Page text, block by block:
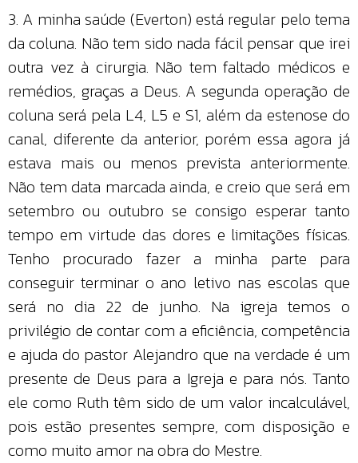
3. A minha saúde (Everton) está regular pelo tema
da coluna. Não tem sido nada fácil pensar que irei
outra vez à cirurgia. Não tem faltado médicos e
remédios, graças a Deus. A segunda operação de
coluna será pela L4, L5 e S1, além da estenose do
canal, diferente da anterior, porém essa agora já
estava mais ou menos prevista anteriormente.
Não tem data marcada ainda, e creio que será em
setembro ou outubro se consigo esperar tanto
tempo em virtude das dores e limitações físicas.
Tenho procurado fazer a minha parte para
conseguir terminar o ano letivo nas escolas que
será no dia 22 de junho. Na igreja temos o
privilégio de contar com a eficiência, competência
e ajuda do pastor Alejandro que na verdade é um
presente de Deus para a Igreja e para nós. Tanto
ele como Ruth têm sido de um valor incalculável,
pois estão presentes sempre, com disposição e
como muito amor na obra do Mestre.